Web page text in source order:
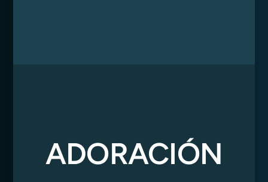
ADORACIÓN